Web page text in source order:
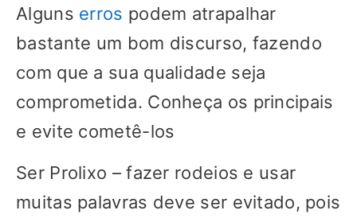
Alguns erros podem atrapalhar
bastante um bom discurso, fazendo
com que a sua qualidade seja
comprometida. Conheça os principais
e evite cometê-los
Ser Prolixo – fazer rodeios e usar
muitas palavras deve ser evitado, pois